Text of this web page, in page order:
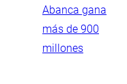
Abanca gana
más de 900
millones